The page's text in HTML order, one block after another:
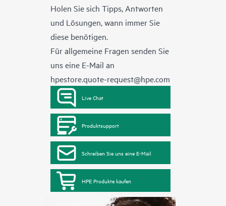
Holen Sie sich Tipps, Antworten
und Lösungen, wann immer Sie
diese benötigen.
Für allgemeine Fragen senden Sie
uns eine E-Mail an
hpestore.quote-request@hpe.com
Live Chat
Produktsupport
Schreiben Sie uns eine E-Mail
HPE Produkte kaufen